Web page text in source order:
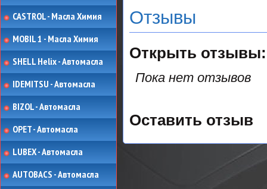
CASTROL - Масла Химия
MOBIL 1 - Масла Химия
SHELL Helix - Автомасла
IDEMITSU - Автомасла
BIZOL - Автомасла
OPET - Автомасла
LUBEX - Автомасла
AUTOBACS - Автомасла
Отзывы
Открыть
Пока нет отзывов
Оставить отзыв